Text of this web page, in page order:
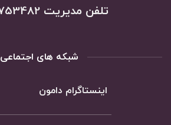
تلفن مدیریت 09124753482
شبکه های اجتماعی
اینستاگرام دامون